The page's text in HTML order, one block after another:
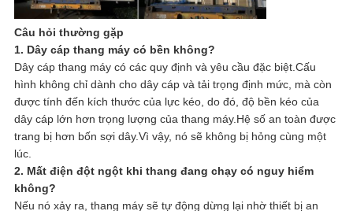
Câu hỏi thường gặp
1. Dây cáp thang máy có bền không?
Dây cáp thang máy có các quy định và yêu cầu đặc biệt.Cấu
hình không chỉ dành cho dây cáp và tải trọng định mức, mà còn
được tính đến kích thước của lực kéo, do đó, độ bền kéo của
dây cáp lớn hơn trọng lượng của thang máy.Hệ số an toàn được
trang bị hơn bốn sợi dây.Vì vậy, nó sẽ không bị hỏng cùng một
lúc.
2. Mất điện đột ngột khi thang đang chạy có nguy hiểm
không?
Nếu nó xảy ra, thang máy sẽ tự động dừng lại nhờ thiết bị an